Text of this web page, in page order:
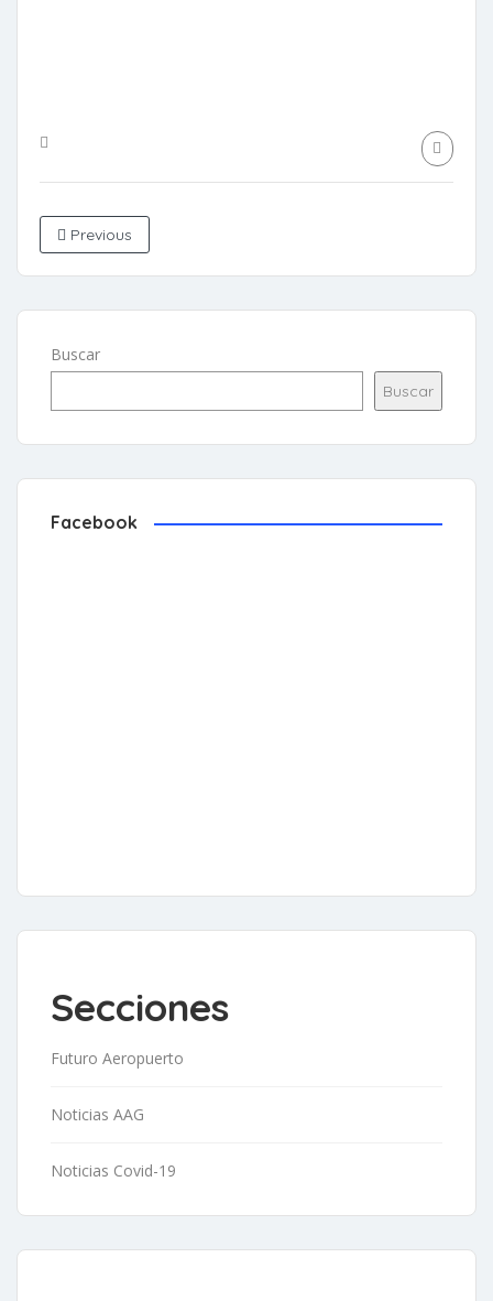
Previous
Buscar
Buscar
Facebook
Secciones
Futuro Aeropuerto
Noticias AAG
Noticias Covid-19